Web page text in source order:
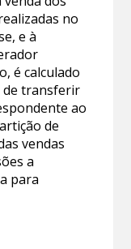
no
e à
é calculado
de transferir
ao
de
vendas
a
para